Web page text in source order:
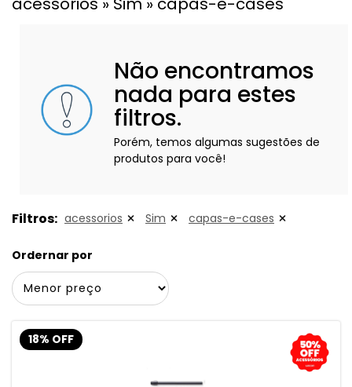
Não encontramos
nada para estes
filtros.
Porém, temos algumas sugestões de
produtos para você!
Filtros: acessorios Sim capas-e-cases
Ordernar por
18% OFF